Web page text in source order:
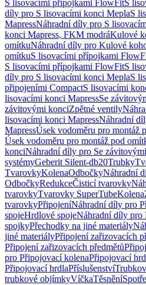
S lisovacími přípojkami FlowFitS
díly pro S lisovacími konci MeplaS
MapressNáhradní díly pro S
konci Mapress, FKM modráKulové
omítkuNáhradní díly pro Kulové
omítkuS lisovacími přípojkami
S lisovacími přípojkami FlowFitS
díly pro S lisovacími konci MeplaS
připojeními CompactS lisovacími
lisovacími konci MapressSe
závitovými konciZpětné ventily
lisovacími konci MapressNáhradní
MapressÚsek vodoměru pro montáž
Úsek vodoměru pro montáž pod
konciNáhradní díly pro Se
systémyGeberit Silent-db20Trubky
TvarovkyKolenaOdbočkyNáhradní
OdbočkyRedukceČisticí tvarovky
tvarovkyTvarovky SuperTubeKolena
tvarovkyPřipojeníNáhradní díly pro
spojeHrdlové spojeNáhradní díly pro
spojkyPřechodky na jiné materiály
jiné materiályPřipojení zařizovacích
Připojení zařizovacích předmětů
pro Připojovací kolenaPřipojovací
Připojovací hrdlaPříslušenství
trubkové objímkyVíčkaTěsnění